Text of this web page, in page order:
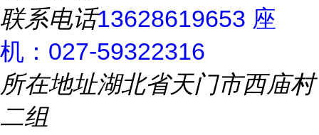
联系电话13628619653 座
机：027-59322316
所在地址湖北省天门市西庙村
二组